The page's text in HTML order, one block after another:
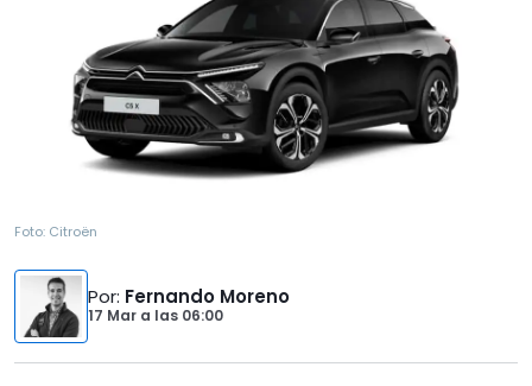
Foto: Citroën
Por: Fernando Moreno
17 Mar a las 06:00